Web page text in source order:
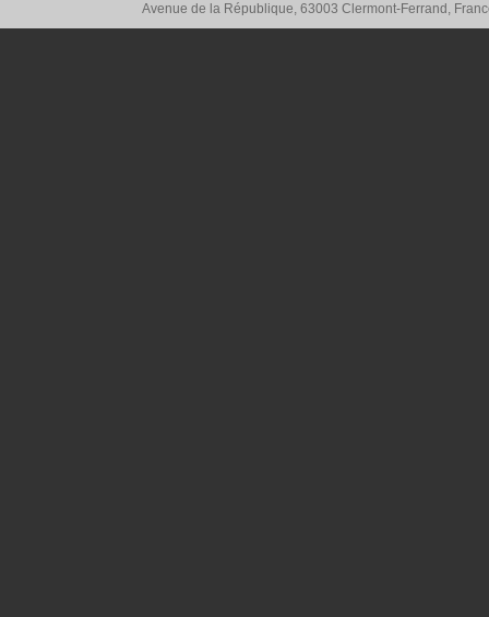
Avenue de la République, 63003 Clermont-Ferrand,